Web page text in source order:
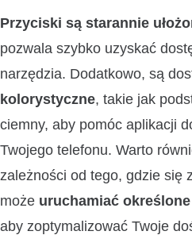
Przyciski są starannie
pozwala szybko uzyskać
narzędzia. Dodatkowo, są
kolorystyczne, takie jak
ciemny, aby pomóc aplikacji
Twojego telefonu. Warto
zależności od tego, gdzie się
może uruchamiać
aby zoptymalizować Twoje